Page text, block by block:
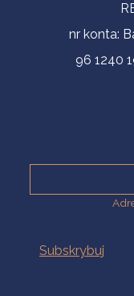
nr konta:
96 1240